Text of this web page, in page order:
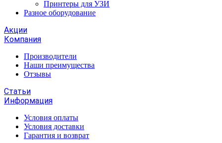
Принтеры для УЗИ
Разное оборудование
Акции
Компания
Производители
Наши преимущества
Отзывы
Статьи
Информация
Условия оплаты
Условия доставки
Гарантия и возврат